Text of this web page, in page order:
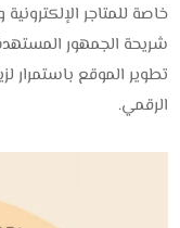
خاصة للمتاجر
شريحة الجمهور
تطوير الموقع باستمرار
الرقمي.